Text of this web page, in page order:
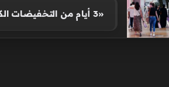
«3 أيام من التخفيضات الكبرى» تُختتم في دبي.. اليوم